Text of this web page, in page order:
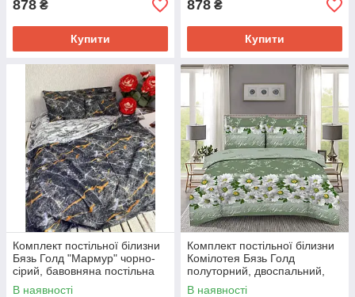
878 ₴
Купити
878 ₴
Купити
Комплект постільної білизни
Бязь Голд "Мармур" чорно-
сірий, бавовняна постільна
білизна з принтом
В наявності
Комплект постільної білизни
Комілотея Бязь Голд
полуторний, двоспальний,
євро, сімейний
В наявності